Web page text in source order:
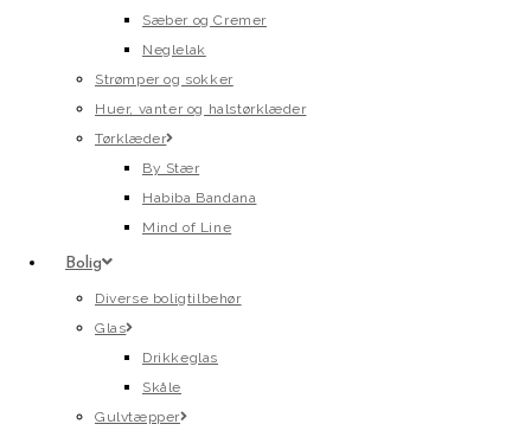
Sæber og Cremer
Neglelak
Strømper og sokker
Huer, vanter og halstørklæder
Tørklæder
By Stær
Habiba Bandana
Mind of Line
Bolig
Diverse boligtilbehør
Glas
Drikkeglas
Skåle
Gulvtæpper